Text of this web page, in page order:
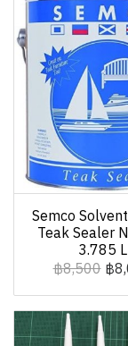
Semco
Teak Sealer
3.785 L
฿8,500 ฿